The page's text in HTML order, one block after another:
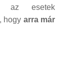
az esetek
hogy arra már